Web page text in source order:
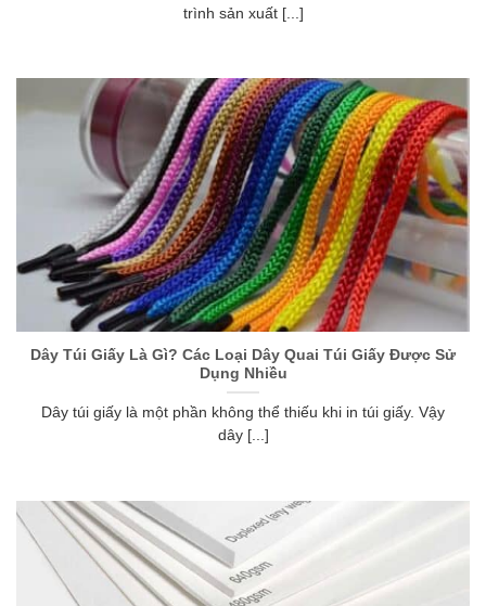
trình sản xuất [...]
Dây Túi Giấy Là Gì? Các Loại Dây Quai Túi Giấy Được Sử
Dụng Nhiều
Dây túi giấy là một phần không thể thiếu khi in túi giấy. Vậy
dây [...]